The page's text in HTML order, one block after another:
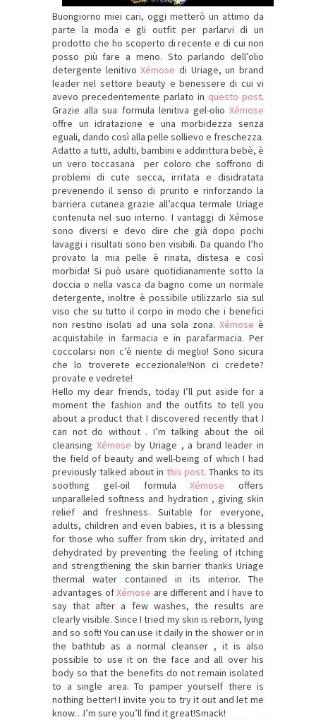
Buongiorno miei cari, oggi metterò un attimo da
parte la moda e gli outfit per parlarvi di un
prodotto che ho scoperto di recente e di cui non
posso più fare a meno. Sto parlando dell’olio
detergente lenitivoXémose di Uriage, un brand
leader nel settore beauty e benessere di cui vi
avevo precedentemente parlato in questo post.
Grazie alla sua formula lenitiva gel-olio Xémose
offre un idratazione e una morbidezza senza
eguali, dando così alla pelle sollievo e freschezza.
Adatto a tutti, adulti, bambini e addirittura bebè, è
un vero toccasana per coloro che soffrono di
problemi di cute secca, irritata e disidratata
prevenendo il senso di prurito e rinforzando la
barriera cutanea grazie all’acqua termale Uriage
contenuta nel suo interno. I vantaggi di Xémose
sono diversi e devo dire che già dopo pochi
lavaggi i risultati sono ben visibili. Da quando l’ho
provato la mia pelle è rinata, distesa e così
morbida! Si può usare quotidianamente sotto la
doccia o nella vasca da bagno come un normale
detergente, inoltre è possibile utilizzarlo sia sul
viso che su tutto il corpo in modo che i benefici
non restino isolati ad una sola zona. Xémose è
acquistabile in farmacia e in parafarmacia. Per
coccolarsi non c’è niente di meglio! Sono sicura
che lo troverete eccezionale!Non ci credete?
provate e vedrete!
Hello my dear friends, today I’ll put aside for a
moment the fashion and the outfits to tell you
about a product that I discovered recently that I
can not do without . I’m talking about the oil
cleansing Xémose by Uriage , a brand leader in
the field of beauty and well-being of which I had
previously talked about in this post. Thanks to its
soothing gel-oil formula Xémose offers
unparalleled softness and hydration , giving skin
relief and freshness. Suitable for everyone,
adults, children and even babies, it is a blessing
for those who suffer from skin dry, irritated and
dehydrated by preventing the feeling of itching
and strengthening the skin barrier thanks Uriage
thermal water contained in its interior. The
advantages ofXémose are different and I have to
say that after a few washes, the results are
clearly visible. Since I tried my skin is reborn, lying
and so soft! You can use it daily in the shower or in
the bathtub as a normal cleanser , it is also
possible to use it on the face and all over his
body so that the benefits do not remain isolated
to a single area. To pamper yourself there is
nothing better! I invite you to try it out and let me
know…I’m sure you’ll find it great!Smack!